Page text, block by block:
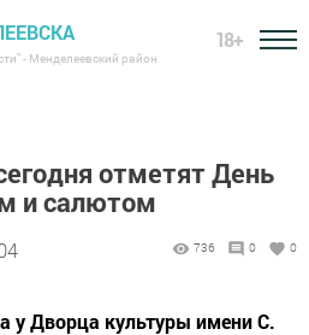
- Менделеевский район
18+
отметят День
и салютом
736 0 0
у Дворца культуры имени С.